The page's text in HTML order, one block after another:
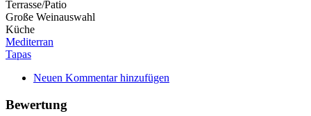
Terrasse/Patio
Große Weinauswahl
Küche
Mediterran
Tapas
Neuen Kommentar hinzufügen
Bewertung